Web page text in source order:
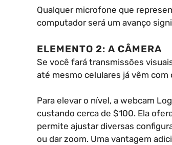
Qualquer microfone que
computador será um avanço
ELEMENTO 2: A CÂMERA
Se você fará transmissões
até mesmo celulares já vêm com
Para elevar o nível, a webcam
custando cerca de $100. Ela
permite ajustar diversas
ou dar zoom. Uma vantagem